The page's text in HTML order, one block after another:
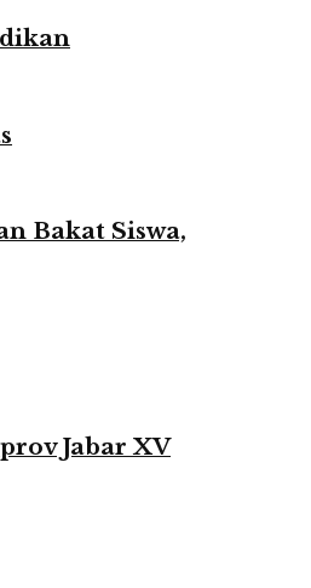
Bakat Siswa,
Jabar XV